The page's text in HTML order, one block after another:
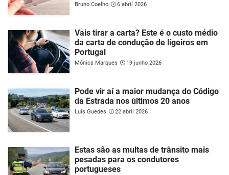
Bruno Coelho 6 abril 2026
Vais tirar a carta? Este é o custo médio
da carta de condução de ligeiros em
Portugal
Mónica Marques 19 junho 2026
Pode vir aí a maior mudança do Código
da Estrada nos últimos 20 anos
Luís Guedes 22 abril 2026
Estas são as multas de trânsito mais
pesadas para os condutores
portugueses